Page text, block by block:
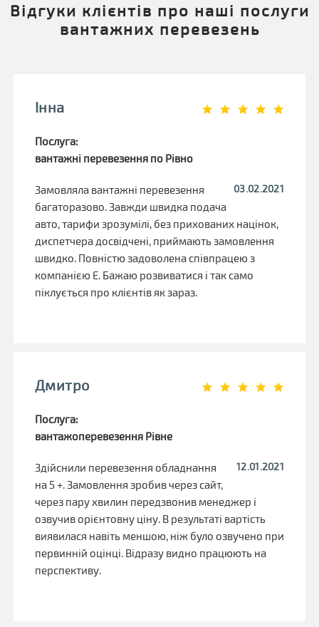
Відгуки клієнтів про наші послуги
вантажних перевезень
Інна
Послуга:
вантажні перевезення по Рівно
03.02.2021
Замовляла вантажні перевезення
багаторазово. Завжди швидка подача
авто, тарифи зрозумілі, без прихованих націнок,
диспетчера досвідчені, приймають замовлення
швидко. Повністю задоволена співпрацею з
компанією Е. Бажаю розвиватися і так само
піклується про клієнтів як зараз.
Дмитро
Послуга:
вантажоперевезення Рівне
12.01.2021
Здійснили перевезення обладнання
на 5 +. Замовлення зробив через сайт,
через пару хвилин передзвонив менеджер і
озвучив орієнтовну ціну. В результаті вартість
виявилася навіть меншою, ніж було озвучено при
первинній оцінці. Відразу видно працюють на
перспективу.